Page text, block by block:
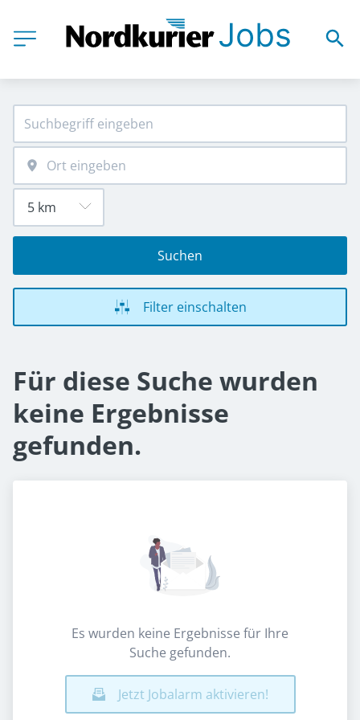
Suchen
Filter einschalten
Für diese Suche wurden
keine Ergebnisse
gefunden.
Es wurden keine Ergebnisse für Ihre
Suche gefunden.
Jetzt Jobalarm aktivieren!